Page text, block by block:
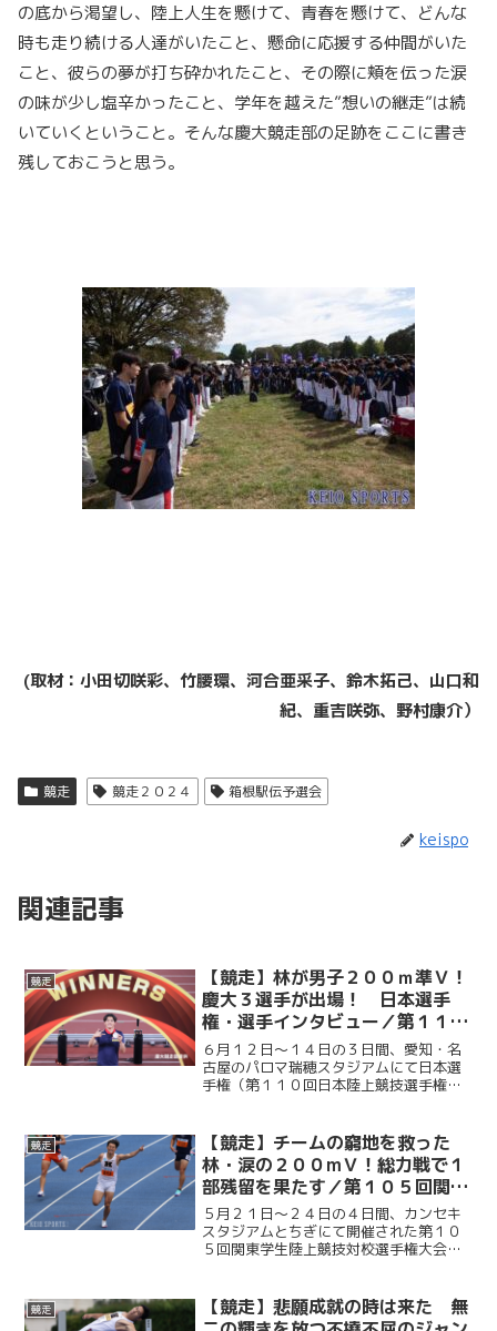
の底から渇望し、陸上人生を懸けて、青春を懸けて、どんな
時も走り続ける人達がいたこと、懸命に応援する仲間がいた
こと、彼らの夢が打ち砕かれたこと、その際に頬を伝った涙
の味が少し塩辛かったこと、学年を越えた”想いの継走”は続
いていくということ。そんな慶大競走部の足跡をここに書き
残しておこうと思う。
(取材：小田切咲彩、竹腰環、河合亜采子、鈴木拓己、山口和
紀、重吉咲弥、野村康介）
競走 競走２０２４ 箱根駅伝予選会
keispo
関連記事
競走
【競走】林が男子２００ｍ準Ｖ！
慶大３選手が出場！ 日本選手
権・選手インタビュー／第１１０
回日本陸上競技選手権大会
６月１２日～１４日の３日間、愛知・名
古屋のパロマ瑞穂スタジアムにて日本選
手権（第１１０回日本陸上競技選手権大
１５００ｍに成沢翔英（環４・山梨学
院）、女子やり投に倉田紗優...
競走
【競走】チームの窮地を救った
林・涙の２００mＶ！総力戦で１
部残留を果たす／第１０５回関東
学生陸上競技対校選手権大会
５月２１日〜２４日の４日間、カンセキ
スタジアムとちぎにて開催された第１０
５回関東学生陸上競技対校選手権大会。
部降格の危機に瀕した。しかし３日目に
細萱颯生（政３・桐朋）が...
競走
【競走】悲願成就の時は来た 無